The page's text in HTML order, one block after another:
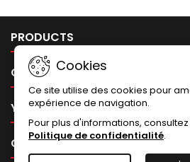
PRODUCTS
OUR COMPANY
YOUR ACCOUNT
CONTACT
Cookies
Ce site utilise des cookies pour
expérience de navigation.
Pour plus d'informations,
Politique de confidentialité.